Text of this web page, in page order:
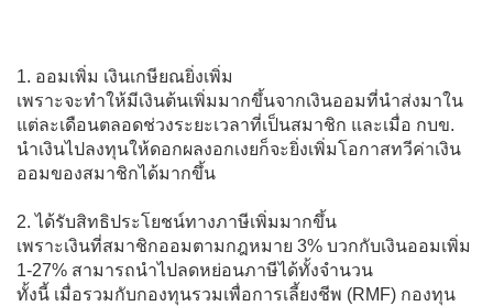
1. ออมเพิ่ม เงินเกษียณยิ่งเพิ่ม
เพราะจะทำให้มีเงินต้นเพิ่มมากขึ้นจากเงินออมที่นำส่งมาใน
แต่ละเดือนตลอดช่วงระยะเวลาที่เป็นสมาชิก และเมื่อ กบข.
นำเงินไปลงทุนให้ดอกผลงอกเงยก็จะยิ่งเพิ่มโอกาสทวีค่าเงิน
ออมของสมาชิกได้มากขึ้น
2. ได้รับสิทธิประโยชน์ทางภาษีเพิ่มมากขึ้น
เพราะเงินที่สมาชิกออมตามกฎหมาย 3% บวกกับเงินออมเพิ่ม
1-27% สามารถนำไปลดหย่อนภาษีได้ทั้งจำนวน
ทั้งนี้ เมื่อรวมกับกองทุนรวมเพื่อการเลี้ยงชีพ (RMF) กองทุน